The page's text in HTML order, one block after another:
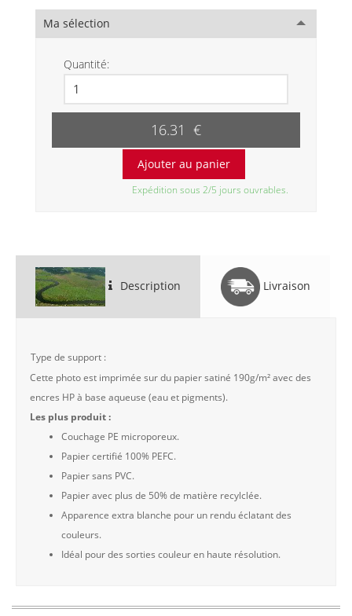
Ma sélection
Quantité:
16.31 €
Expédition sous 2/5 jours ouvrables.
Description Livraison
Type de support :
Cette photo est imprimée sur du papier satiné 190g/m² avec des
encres HP à base aqueuse (eau et pigments).
Les plus produit :
Couchage PE microporeux.
Papier certifié 100% PEFC.
Papier sans PVC.
Papier avec plus de 50% de matière recylclée.
Apparence extra blanche pour un rendu éclatant des
couleurs.
Idéal pour des sorties couleur en haute résolution.